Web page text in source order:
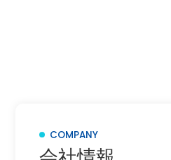
COMPANY